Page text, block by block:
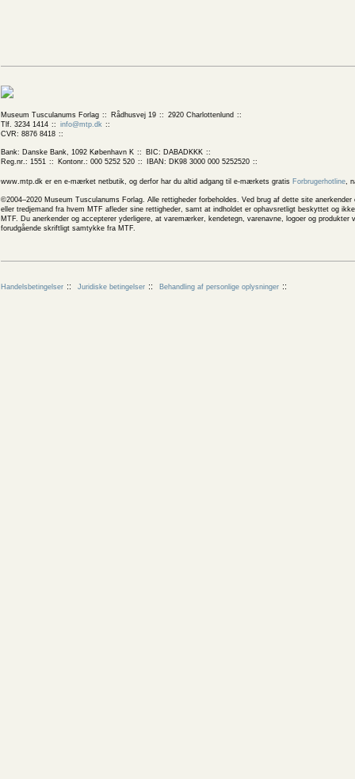
Museum Tusculanums Forlag Rådhusvej 19
2920 Charlottenlund
Tlf. 3234 1414
info@mtp.dk
CVR: 8876 8418
Bank: Danske Bank, 1092 København K
BIC: DABADKKK
Reg.nr.: 1551
Kontonr.: 000 5252 520 IBAN: DK98 3000 000 5252520
www.mtp.dk er en e-mærket netbutik, og derfor har du altid adgang til e-mærkets gratis Forbrugerhotline,
©2004–2020 Museum Tusculanums Forlag. Alle rettigheder forbeholdes. Ved brug af dette site
eller tredjemand fra hvem MTF afleder sine rettigheder, samt at indholdet er ophavsretligt beskyttet og
MTF. Du anerkender og accepterer yderligere, at varemærker, kendetegn, varenavne, logoer og
forudgående skriftligt samtykke fra MTF.
Handelsbetingelser Juridiske betingelser Behandling af personlige oplysninger